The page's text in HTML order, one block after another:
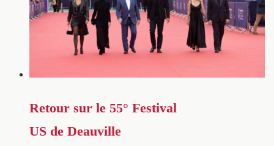
Retour sur le 55° Festival
US de Deauville